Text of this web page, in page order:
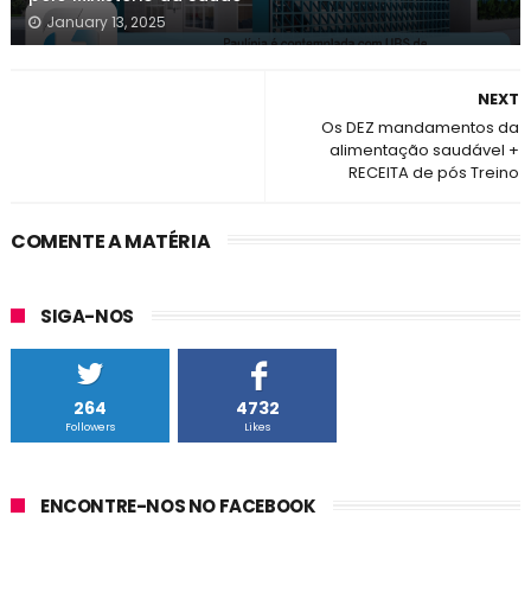
January 13, 2025
NEXT
Os DEZ mandamentos da
alimentação saudável +
RECEITA de pós Treino
COMENTE A MATÉRIA
SIGA-NOS
264
Followers
4732
Likes
ENCONTRE-NOS NO FACEBOOK